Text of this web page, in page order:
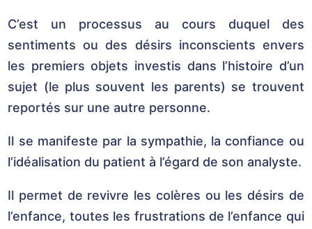
C’est un processus au cours duquel des
sentiments ou des désirs inconscients envers
les premiers objets investis dans l’histoire d’un
sujet (le plus souvent les parents) se trouvent
reportés sur une autre personne.
Il se manifeste par la sympathie, la confiance ou
l’idéalisation du patient à l’égard de son analyste.
Il permet de revivre les colères ou les désirs de
l’enfance, toutes les frustrations de l’enfance qui